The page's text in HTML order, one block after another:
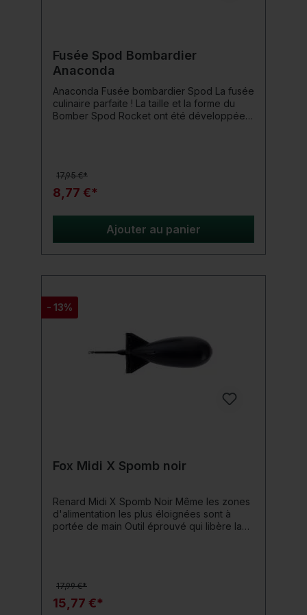
Fusée Spod Bombardier
Anaconda
Anaconda Fusée bombardier Spod La fusée
culinaire parfaite ! La taille et la forme du
Bomber Spod Rocket ont été développées
17,95 €*
8,77 €*
Ajouter au panier
- 13%
Fox Midi X Spomb noir
Renard Midi X Spomb Noir Même les zones
d'alimentation les plus éloignées sont à
portée de main Outil éprouvé qui libère la
Spomb. La forme Midi X a été améliorée afin
que le centre de gravité soit encore plus
17,99 €*
15,77 €*